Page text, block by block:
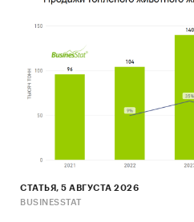
СТАТЬЯ, 5 АВГУСТА 2026
BUSINESSTAT